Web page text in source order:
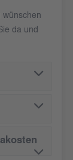
wünschen
da und